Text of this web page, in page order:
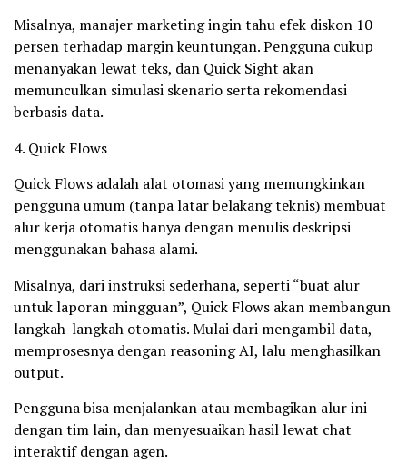
Misalnya, manajer marketing ingin tahu efek diskon 10
persen terhadap margin keuntungan. Pengguna cukup
menanyakan lewat teks, dan Quick Sight akan
memunculkan simulasi skenario serta rekomendasi
berbasis data.
4. Quick Flows
Quick Flows adalah alat otomasi yang memungkinkan
pengguna umum (tanpa latar belakang teknis) membuat
alur kerja otomatis hanya dengan menulis deskripsi
menggunakan bahasa alami.
Misalnya, dari instruksi sederhana, seperti “buat alur
untuk laporan mingguan”, Quick Flows akan membangun
langkah-langkah otomatis. Mulai dari mengambil data,
memprosesnya dengan reasoning AI, lalu menghasilkan
output.
Pengguna bisa menjalankan atau membagikan alur ini
dengan tim lain, dan menyesuaikan hasil lewat chat
interaktif dengan agen.